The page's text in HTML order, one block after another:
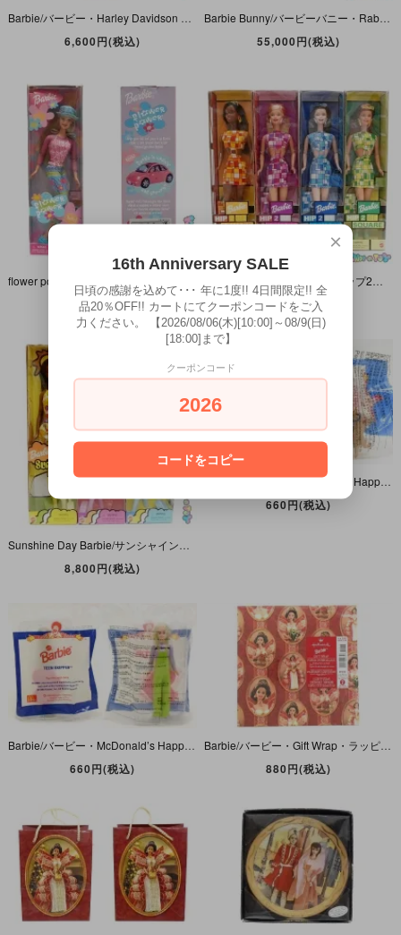
6,600円(税込) 55,000円(税込)
3,300円(税込) 9,900円(税込)
8,800円(税込)
660円(税込)
Barbie/バービー・McDonald’s Happy Meal・マクドナルド ミールトイ・Teen Skipper/ティーンスキッパー・1998年・パッケージ入り
660円(税込) 880円(税込)
×
16th Anniversary SALE
日頃の感謝を込めて･･･ 年に1度!! 4日間限定!! 全
品20％OFF!! カートにてクーポンコードをご入
力ください。 【2026/08/06(木)[10:00]～08/9(日)
[18:00]まで】
クーポンコード
2026
コードをコピー